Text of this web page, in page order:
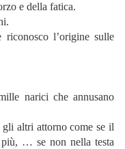
e della fatica.
l’origine sulle
narici che annusano
altri attorno come se il
più, … se non nella testa